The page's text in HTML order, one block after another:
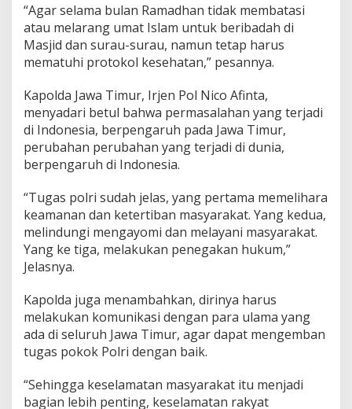
“Agar selama bulan Ramadhan tidak membatasi
atau melarang umat Islam untuk beribadah di
Masjid dan surau-surau, namun tetap harus
mematuhi protokol kesehatan,” pesannya.
Kapolda Jawa Timur, Irjen Pol Nico Afinta,
menyadari betul bahwa permasalahan yang terjadi
di Indonesia, berpengaruh pada Jawa Timur,
perubahan perubahan yang terjadi di dunia,
berpengaruh di Indonesia.
“Tugas polri sudah jelas, yang pertama memelihara
keamanan dan ketertiban masyarakat. Yang kedua,
melindungi mengayomi dan melayani masyarakat.
Yang ke tiga, melakukan penegakan hukum,”
Jelasnya.
Kapolda juga menambahkan, dirinya harus
melakukan komunikasi dengan para ulama yang
ada di seluruh Jawa Timur, agar dapat mengemban
tugas pokok Polri dengan baik.
“Sehingga keselamatan masyarakat itu menjadi
bagian lebih penting, keselamatan rakyat